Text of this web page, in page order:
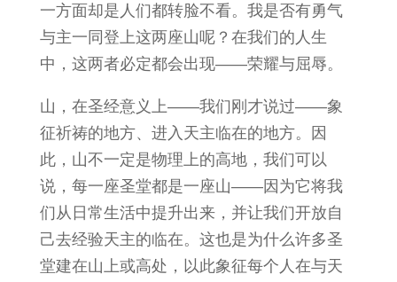
一方面却是人们都转脸不看。我是否有勇气
与主一同登上这两座山呢？在我们的人生
中，这两者必定都会出现——荣耀与屈辱。
山，在圣经意义上——我们刚才说过——象
征祈祷的地方、进入天主临在的地方。因
此，山不一定是物理上的高地，我们可以
说，每一座圣堂都是一座山——因为它将我
们从日常生活中提升出来，并让我们开放自
己去经验天主的临在。这也是为什么许多圣
堂建在山上或高处，以此象征每个人在与天